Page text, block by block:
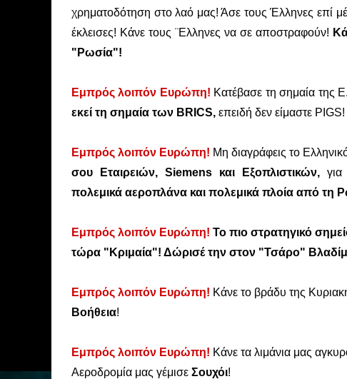
χρηματοδότηση στο λαό μας! Άσε τους Έλληνες επί
έκλεισες! Κάνε τους ¨Ελληνες να σε αποστραφούν!
"Ρωσία"!
Εμπρός λοιπόν Ευρώπη! Κατέβασε τη σημαία της
εκεί τη σημαία των BRICS, επειδή δεν είμαστε PIGS!
Εμπρός λοιπόν Ευρώπη! Μη διαγράφεις το
σου Εταιρειών, Siemens και Εξοπλιστικών,για
πολεμικά αεροπλάνα και πολεμικά πλοία από τη
Εμπρός λοιπόν Ευρώπη! Το πιο στρατηγικό
τώρα "Κριμαία"! Δώρισέ την στον "Τσάρο"
Εμπρός λοιπόν Ευρώπη! Κάνε το βράδυ της
Βοήθεια!
Εμπρός λοιπόν Ευρώπη! Κάνε τα λιμάνια μας
Αεροδρομία μας γέμισε Σουχόι!